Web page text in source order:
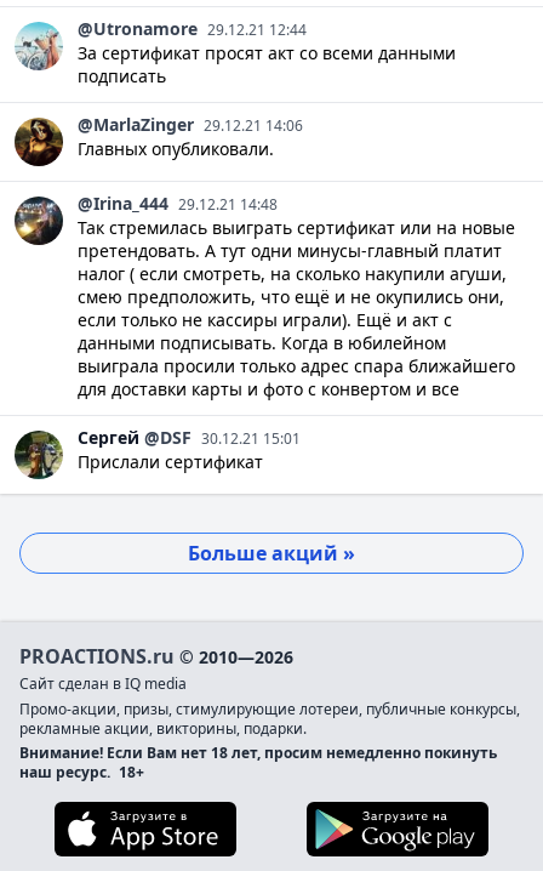
@Utronamore 29.12.21 12:44
За сертификат просят акт со всеми данными
подписать
@MarlaZinger 29.12.21 14:06
Главных опубликовали.
@Irina_444 29.12.21 14:48
Так стремилась выиграть сертификат или на новые
претендовать. А тут одни минусы-главный платит
налог ( если смотреть, на сколько накупили агуши,
смею предположить, что ещё и не окупились они,
если только не кассиры играли). Ещё и акт с
данными подписывать. Когда в юбилейном
выиграла просили только адрес спара ближайшего
для доставки карты и фото с конвертом и все
Сергей @DSF 30.12.21 15:01
Прислали сертификат
Больше акций »
PROACTIONS.ru © 2010—2026
Сайт сделан в IQ media
Промо-акции, призы, стимулирующие лотереи, публичные конкурсы,
рекламные акции, викторины, подарки.
Внимание! Если Вам нет 18 лет, просим немедленно покинуть
наш ресурс. 18+
Загрузите в App Store